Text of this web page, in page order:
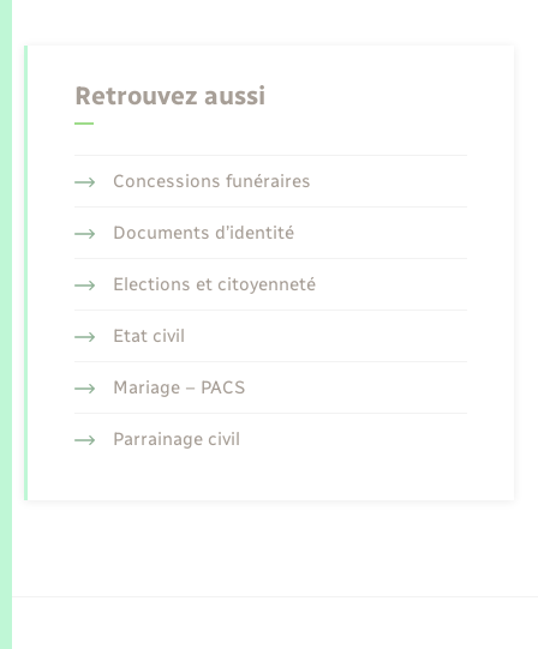
Retrouvez aussi
Concessions funéraires
Documents d’identité
Elections et citoyenneté
Etat civil
Mariage – PACS
Parrainage civil